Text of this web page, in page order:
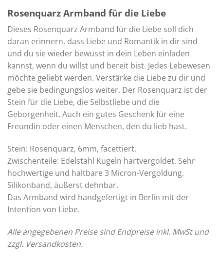
Rosenquarz Armband für die Liebe
Dieses Rosenquarz Armband für die Liebe soll dich
daran erinnern, dass Liebe und Romantik in dir sind
und du sie wieder bewusst in dein Leben einladen
kannst, wenn du willst und bereit bist. Jedes Lebewesen
möchte geliebt werden. Verstärke die Liebe zu dir und
gebe sie bedingungslos weiter. Der Rosenquarz ist der
Stein für die Liebe, die Selbstliebe und die
Geborgenheit. Auch ein gutes Geschenk für eine
Freundin oder einen Menschen, den du lieb hast.
Stein: Rosenquarz, 6mm, facettiert.
Zwischenteile: Edelstahl Kugeln hartvergoldet. Sehr
hochwertige und haltbare 3 Micron-Vergoldung.
Silikonband, äußerst dehnbar.
Das Armband wird handgefertigt in Berlin mit der
Intention von Liebe.
Alle angegebenen Preise sind Endpreise inkl. MwSt und
zzgl. Versandkosten.